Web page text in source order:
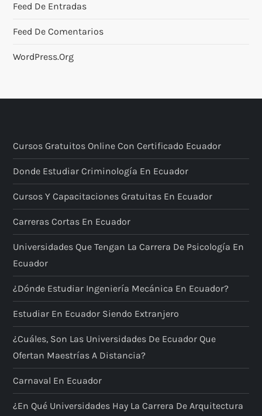
Feed De Entradas
Feed De Comentarios
WordPress.org
Cursos Gratuitos Online Con Certificado Ecuador
Donde Estudiar Criminología En Ecuador
Cursos Y Capacitaciones Gratuitas En Ecuador
Carreras Cortas En Ecuador
Universidades Que Tengan La Carrera De Psicología En
Ecuador
¿Dónde Estudiar Ingeniería Mecánica En Ecuador?
Estudiar En Ecuador Siendo Extranjero
¿Cuáles, Son Las Universidades De Ecuador Que
Ofertan Maestrías A Distancia?
Carnaval En Ecuador
¿En Qué Universidades Hay La Carrera De Arquitectura